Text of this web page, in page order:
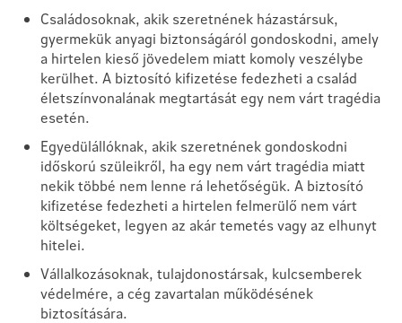
Családosoknak, akik szeretnének házastársuk,
gyermekük anyagi biztonságáról gondoskodni, amely
a hirtelen kieső jövedelem miatt komoly veszélybe
kerülhet. A biztosító kifizetése fedezheti a család
életszínvonalának megtartását egy nem várt tragédia
esetén.
Egyedülállóknak, akik szeretnének gondoskodni
időskorú szüleikről, ha egy nem várt tragédia miatt
nekik többé nem lenne rá lehetőségük. A biztosító
kifizetése fedezheti a hirtelen felmerülő nem várt
költségeket, legyen az akár temetés vagy az elhunyt
hitelei.
Vállalkozásoknak, tulajdonostársak, kulcsemberek
védelmére, a cég zavartalan működésének
biztosítására.